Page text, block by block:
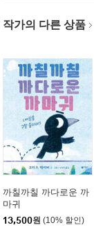
작가의 다른 상품
까칠까칠 까다로운 까
마귀
13,500원 (10% 할인)